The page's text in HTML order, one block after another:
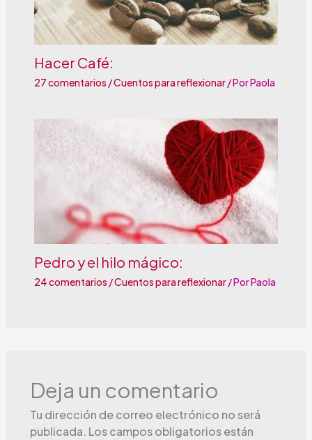
Hacer Café:
27 comentarios /Cuentos para reflexionar/ PorPaola
Pedro y el hilo mágico:
24 comentarios /Cuentos para reflexionar/ PorPaola
Deja un comentario
Tu dirección de correo electrónico no será
publicada. Los campos obligatorios están